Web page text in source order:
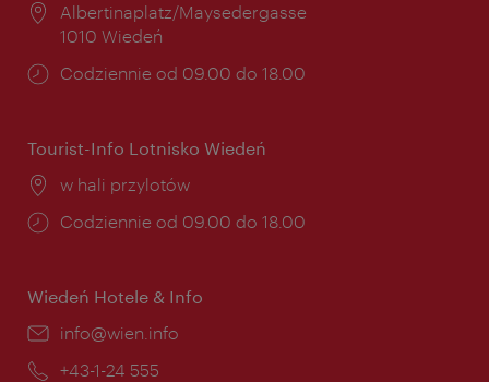
Miejsce:
Albertinaplatz/Maysedergasse
1010 Wiedeń
Godziny
Codziennie od 09.00 do 18.00
Tourist-Info Lotnisko Wiedeń
Miejsce:
w hali przylotów
Godziny
Codziennie od 09.00 do 18.00
Wiedeń Hotele & Info
E-
info@wien.info
Telefon:
+43-1-24 555